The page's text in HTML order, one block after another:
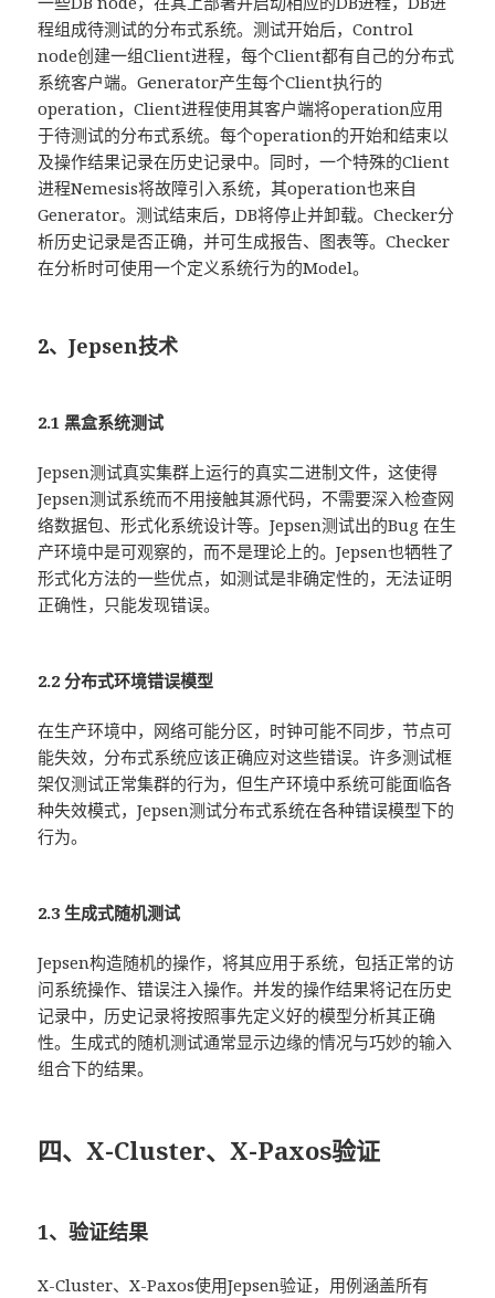
程组成待测试的分布式系统。测试开始后，Control
node创建一组Client进程，每个Client都有自己的分布式
系统客户端。Generator产生每个Client执行的
operation，Client进程使用其客户端将operation应用
于待测试的分布式系统。每个operation的开始和结束以
及操作结果记录在历史记录中。同时，一个特殊的Client
进程Nemesis将故障引入系统，其operation也来自
Generator。测试结束后，DB将停止并卸载。Checker分
析历史记录是否正确，并可生成报告、图表等。Checker
在分析时可使用一个定义系统行为的Model。
2、Jepsen技术
2.1 黑盒系统测试
Jepsen测试真实集群上运行的真实二进制文件，这使得
Jepsen测试系统而不用接触其源代码，不需要深入检查网
络数据包、形式化系统设计等。Jepsen测试出的Bug 在生
产环境中是可观察的，而不是理论上的。Jepsen也牺牲了
形式化方法的一些优点，如测试是非确定性的，无法证明
正确性，只能发现错误。
2.2 分布式环境错误模型
在生产环境中，网络可能分区，时钟可能不同步，节点可
能失效，分布式系统应该正确应对这些错误。许多测试框
架仅测试正常集群的行为，但生产环境中系统可能面临各
种失效模式，Jepsen测试分布式系统在各种错误模型下的
行为。
2.3 生成式随机测试
Jepsen构造随机的操作，将其应用于系统，包括正常的访
问系统操作、错误注入操作。并发的操作结果将记在历史
记录中，历史记录将按照事先定义好的模型分析其正确
性。生成式的随机测试通常显示边缘的情况与巧妙的输入
组合下的结果。
四、X-Cluster、X-Paxos验证
1、验证结果
X-Cluster、X-Paxos使用Jepsen验证，用例涵盖所有